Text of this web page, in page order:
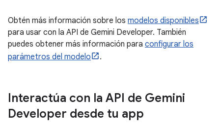
Obtén más información sobre los modelos disponibles
para usar con la API de Gemini Developer. También
puedes obtener más información para configurar los
parámetros del modelo
.
Interactúa con la API de Gemini
Developer desde tu app